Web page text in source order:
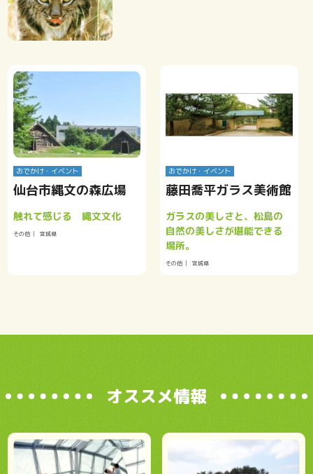
おでかけ・イベント
仙台市縄文の森広場
触れて感じる 縄文文化
その他 宮城県
おでかけ・イベント
藤田喬平ガラス美術館
ガラスの美しさと、松島の
自然の美しさが堪能できる
場所。
その他 宮城県
オススメ情報